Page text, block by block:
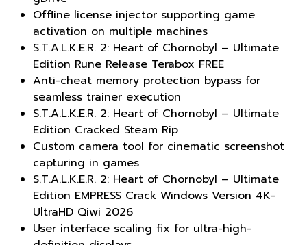
Offline license injector supporting game
activation on multiple machines
S.T.A.L.K.E.R. 2: Heart of Chornobyl – Ultimate
Edition Rune Release Terabox FREE
Anti-cheat memory protection bypass for
seamless trainer execution
S.T.A.L.K.E.R. 2: Heart of Chornobyl – Ultimate
Edition Cracked Steam Rip
Custom camera tool for cinematic screenshot
capturing in games
S.T.A.L.K.E.R. 2: Heart of Chornobyl – Ultimate
Edition EMPRESS Crack Windows Version 4K-
UltraHD Qiwi 2026
User interface scaling fix for ultra-high-